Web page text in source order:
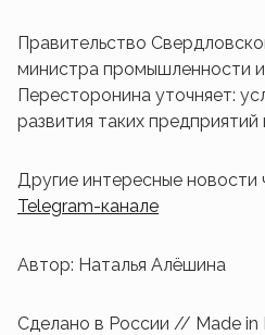
Правительство
министра промышленности и
Пересторонина уточняет:
развития таких предприятий
Другие интересные новости
Telegram-канале
Автор: Наталья Алёшина
Сделано в России // Made in